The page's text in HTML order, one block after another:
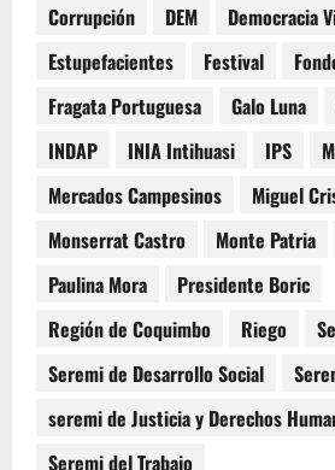
Corrupción
DEM Democracia
Estupefacientes
Festival
Fragata Portuguesa
Galo Luna
INDAP
INIA Intihuasi IPS
Mercados Campesinos
Miguel
Monserrat Castro
Monte Patria
Paulina Mora
Presidente Boric
Región de Coquimbo
Riego
Seremi de Desarrollo Social
seremi de Justicia y Derechos
Seremi del Trabajo